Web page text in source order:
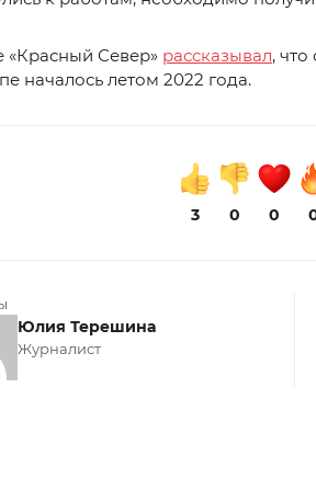
«Красный Север» рассказывал, что
началось летом 2022 года.
3 0 0
Юлия Терешина
Журналист